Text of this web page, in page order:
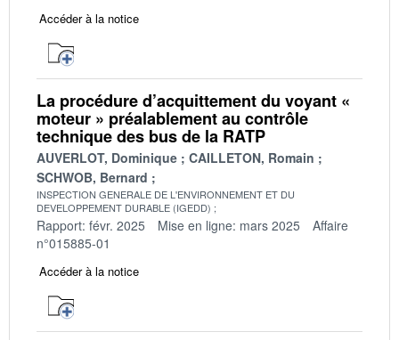
Accéder à la notice
La procédure d’acquittement du voyant «
moteur » préalablement au contrôle
technique des bus de la RATP
AUVERLOT, Dominique
CAILLETON, Romain
SCHWOB, Bernard
INSPECTION GENERALE DE L'ENVIRONNEMENT ET DU
DEVELOPPEMENT DURABLE (IGEDD)
Rapport: févr. 2025 Mise en ligne: mars 2025
Affaire
n°015885-01
Accéder à la notice